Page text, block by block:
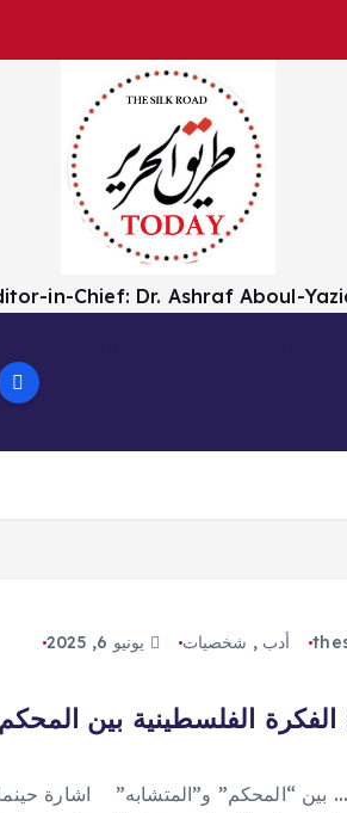
in-Chief: Dr. Ashraf Aboul-
أدب , شخصيات
يونيو 6, 2025
الفلسطينية بين المحكم
… بين “المحكم” و”المتشابه” اشارة